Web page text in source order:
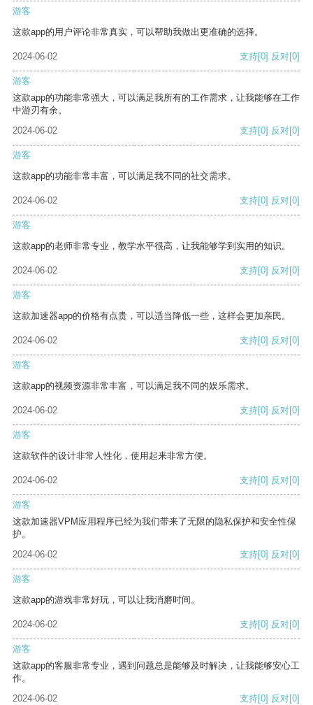
游客
这款app的用户评论非常真实，可以帮助我做出更准确的选择。
2024-06-02 支持[0] 反对[0]
游客
这款app的功能非常强大，可以满足我所有的工作需求，让我能够在工作
中游刃有余。
2024-06-02
支持[0] 反对[0]
游客
这款app的功能非常丰富，可以满足我不同的社交需求。
2024-06-02 支持[0] 反对[0]
游客
这款app的老师非常专业，教学水平很高，让我能够学到实用的知识。
2024-06-02 支持[0] 反对[0]
游客
这款加速器app的价格有点贵，可以适当降低一些，这样会更加亲民。
2024-06-02 支持[0] 反对[0]
游客
这款app的视频资源非常丰富，可以满足我不同的娱乐需求。
2024-06-02 支持[0] 反对[0]
游客
这款软件的设计非常人性化，使用起来非常方便。
2024-06-02 支持[0] 反对[0]
游客
这款加速器VPM应用程序已经为我们带来了无限的隐私保护和安全性保
护。
2024-06-02
支持[0] 反对[0]
游客
这款app的游戏非常好玩，可以让我消磨时间。
2024-06-02 支持[0] 反对[0]
游客
这款app的客服非常专业，遇到问题总是能够及时解决，让我能够安心工
作。
2024-06-02
支持[0] 反对[0]